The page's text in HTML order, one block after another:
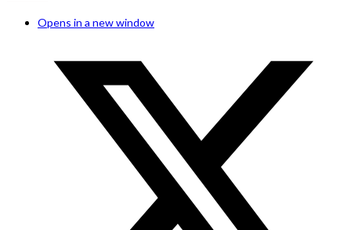
Opens in a new window